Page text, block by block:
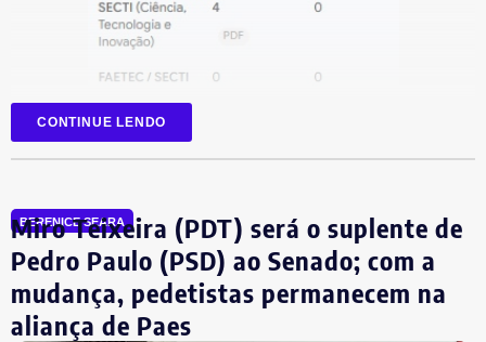
CONTINUE LENDO
BERENICE SEARA
Miro Teixeira (PDT) será o suplente de
Pedro Paulo (PSD) ao Senado; com a
mudança, pedetistas permanecem na
aliança de Paes